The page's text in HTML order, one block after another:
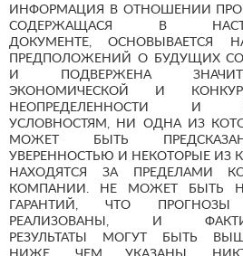
ИНФОРМАЦИЯ В ОТНОШЕНИИ
СОДЕРЖАЩАСЯ В
ДОКУМЕНТЕ, ОСНОВЫВАЕТСЯ
ПРЕДПОЛОЖЕНИЙ О БУДУЩИХ
И ПОДВЕРЖЕНА
ЭКОНОМИЧЕСКОЙ И
НЕОПРЕДЕЛЕННОСТИ И
УСЛОВНОСТЯМ, НИ ОДНА ИЗ
МОЖЕТ БЫТЬ
УВЕРЕННОСТЬЮ И НЕКОТОРЫЕ ИЗ
НАХОДЯТСЯ ЗА ПРЕДЕЛАМИ
КОМПАНИИ. НЕ МОЖЕТ БЫТЬ
ГАРАНТИЙ, ЧТО ПРОГНОЗЫ
РЕАЛИЗОВАНЫ, И
РЕЗУЛЬТАТЫ МОГУТ БЫТЬ
НИЖЕ, ЧЕМ УКАЗАНЫ.